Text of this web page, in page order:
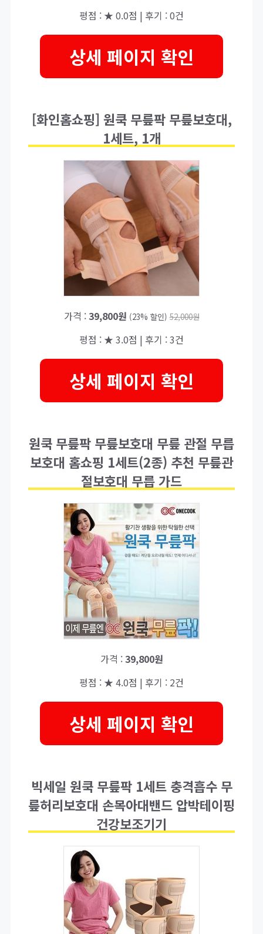
평점 : ★ 0.0점 | 후기 : 0건
상세 페이지 확인
[화인홈쇼핑] 원쿡 무릎팍 무릎보호대,
1세트, 1개
가격 :39,800원 (23% 할인) 52,000원
평점 : ★ 3.0점 | 후기 : 3건
상세 페이지 확인
원쿡 무릎팍 무릎보호대 무릎 관절 무릅
보호대 홈쇼핑 1세트(2종) 추천 무릎관
절보호대 무릅 가드
가격 :39,800원
평점 : ★ 4.0점 | 후기 : 2건
상세 페이지 확인
빅세일 원쿡 무릎팍 1세트 충격흡수 무
릎허리보호대 손목아대밴드 압박테이핑
건강보조기기